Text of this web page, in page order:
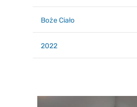
Boże Ciało
2022